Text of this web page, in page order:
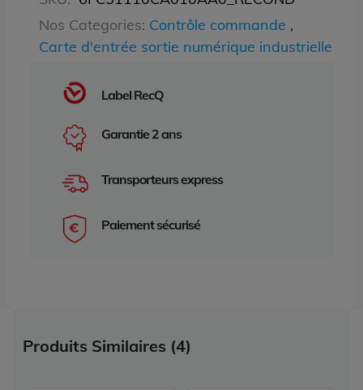
Nos Categories: Contrôle commande ,
Carte d'entrée sortie numérique industrielle
Label RecQ
Garantie 2 ans
Transporteurs express
Paiement sécurisé
Produits Similaires (4)